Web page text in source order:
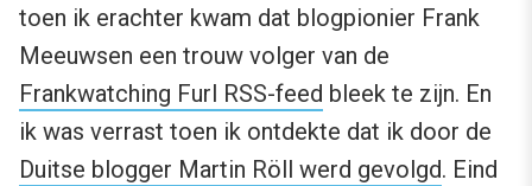
toen ik erachter kwam dat blogpionier Frank
Meeuwsen een trouw volger van de
Frankwatching Furl RSS-feed bleek te zijn. En
ik was verrast toen ik ontdekte dat ik door de
Duitse blogger Martin Röll werd gevolgd. Eind